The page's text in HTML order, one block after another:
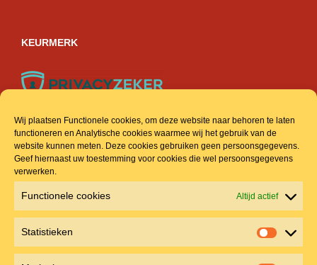
Wij plaatsen Functionele cookies, om deze website naar behoren te laten
functioneren en Analytische cookies waarmee wij het gebruik van de
website kunnen meten. Deze cookies gebruiken geen persoonsgegevens.
Geef hiernaast uw toestemming voor cookies die wel persoonsgegevens
verwerken.
Functionele cookies Altijd actief
Statistieken
ACCOUNT & INFO
Veel gestelde vragen
Winkelmand